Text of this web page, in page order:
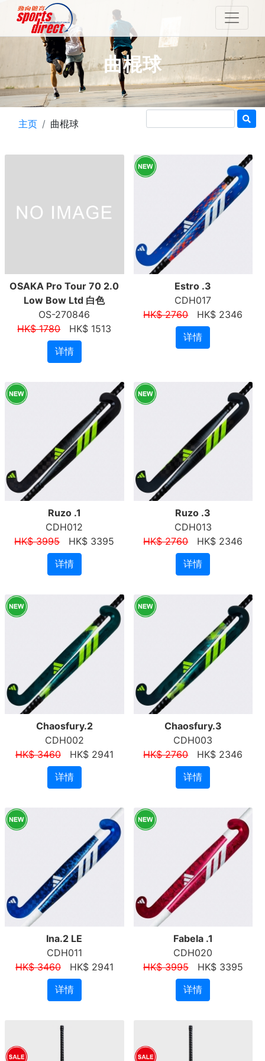
曲棍球
主页 曲棍球
OSAKA Pro Tour 70 2.0
Low Bow Ltd 白色
OS-270846
HK$ 1780HK$ 1513
详情
Estro .3
CDH017
HK$ 2760HK$ 2346
详情
Ruzo .1
CDH012
HK$ 3995HK$ 3395
详情
Ruzo .3
CDH013
HK$ 2760HK$ 2346
详情
Chaosfury.2
CDH002
HK$ 3460HK$ 2941
详情
Chaosfury.3
CDH003
HK$ 2760HK$ 2346
详情
Ina.2 LE
CDH011
HK$ 3460HK$ 2941
详情
Fabela .1
CDH020
HK$ 3995HK$ 3395
详情